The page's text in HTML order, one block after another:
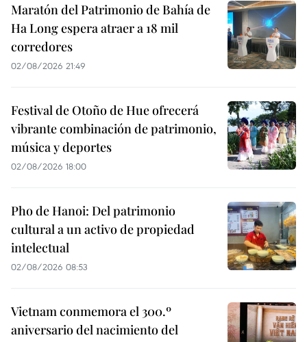
Maratón del Patrimonio de Bahía de
Ha Long espera atraer a 18 mil
corredores
02/08/2026 21:49
Festival de Otoño de Hue ofrecerá
vibrante combinación de patrimonio,
música y deportes
02/08/2026 18:00
Pho de Hanoi: Del patrimonio
cultural a un activo de propiedad
intelectual
02/08/2026 08:53
Vietnam conmemora el 300.º
aniversario del nacimiento del